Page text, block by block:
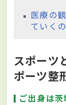
医療の
ていく
スポーツ
ポーツ整
ご出身は茨